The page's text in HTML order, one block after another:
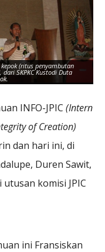
(ritus penyambutan
SKPKC Kustodi Duta
INFO-JPIC (Intern
of Creation)
dan hari ini, di
Duren Sawit,
komisi JPIC
ini Fransiskan